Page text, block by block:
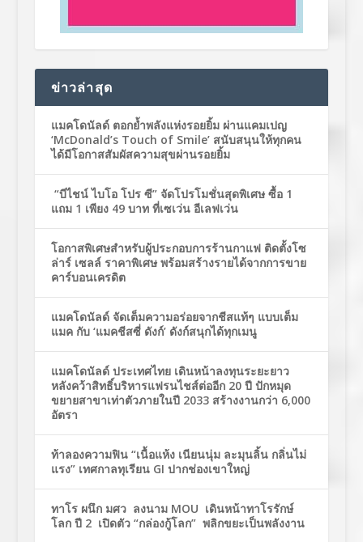
ข่าวล่าสุด
แมคโดนัลด์ ตอกย้ำพลังแห่งรอยยิ้ม ผ่านแคมเปญ
‘McDonald’s Touch of Smile’ สนับสนุนให้ทุกคน
ได้มีโอกาสสัมผัสความสุขผ่านรอยยิ้ม
“บีไชน์ ไบโอ โปร ซี” จัดโปรโมชั่นสุดพิเศษ ซื้อ 1
แถม 1 เพียง 49 บาท ที่เซเว่น อีเลฟเว่น
โอกาสพิเศษสำหรับผู้ประกอบการร้านกาแฟ ติดตั้งโซ
ล่าร์ เซลล์ ราคาพิเศษ พร้อมสร้างรายได้จากการขาย
คาร์บอนเครดิต
แมคโดนัลด์ จัดเต็มความอร่อยจากชีสแท้ๆ แบบเต็ม
แมค กับ ‘แมคชีสซี่ ดังก์’ ดังก์สนุกได้ทุกเมนู
แมคโดนัลด์ ประเทศไทย เดินหน้าลงทุนระยะยาว
หลังคว้าสิทธิ์บริหารแฟรนไชส์ต่ออีก 20 ปี ปักหมุด
ขยายสาขาเท่าตัวภายในปี 2033 สร้างงานกว่า 6,000
อัตรา
ท้าลองความฟิน “เนื้อแห้ง เนียนนุ่ม ละมุนลิ้น กลิ่นไม่
แรง” เทศกาลทุเรียน GI ปากช่องเขาใหญ่
ทาโร ผนึก มศว ลงนาม MOU เดินหน้าทาโรรักษ์
โลก ปี 2 เปิดตัว “กล่องกู้โลก” พลิกขยะเป็นพลังงาน